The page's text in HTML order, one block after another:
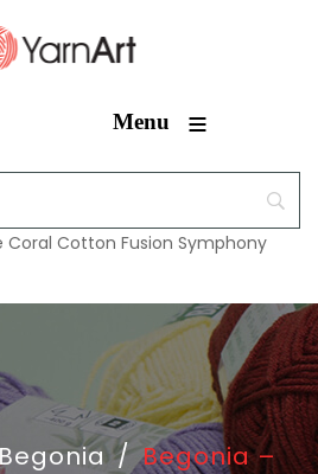
Menu ≡
Coral Cotton Fusion Symphony
/ Begonia –